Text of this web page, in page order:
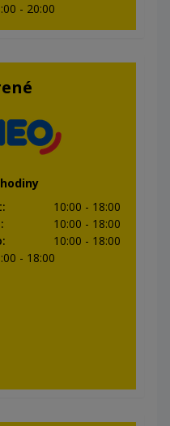
- 20:00
: 10:00 - 18:00
: 10:00 - 18:00
: 10:00 - 18:00
- 18:00